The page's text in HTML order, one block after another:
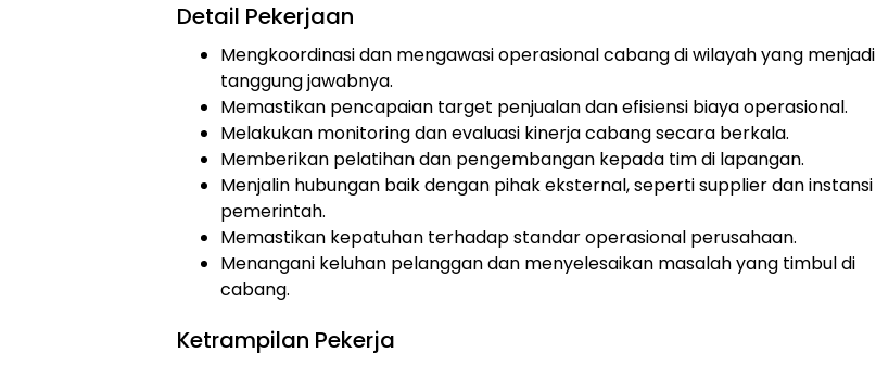
Detail Pekerjaan
Mengkoordinasi dan mengawasi operasional cabang di wilayah yang menjadi
tanggung jawabnya.
Memastikan pencapaian target penjualan dan efisiensi biaya operasional.
Melakukan monitoring dan evaluasi kinerja cabang secara berkala.
Memberikan pelatihan dan pengembangan kepada tim di lapangan.
Menjalin hubungan baik dengan pihak eksternal, seperti supplier dan instansi
pemerintah.
Memastikan kepatuhan terhadap standar operasional perusahaan.
Menangani keluhan pelanggan dan menyelesaikan masalah yang timbul di
cabang.
Ketrampilan Pekerja